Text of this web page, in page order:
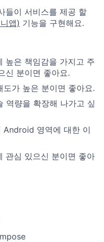
들이 서비스를 제공 할
앱) 기능을 구현해요.
높은 책임감을 가지고 주
신 분이면 좋아요.
가 높은 분이면 좋아요.
역량을 확장해 나가고 싶
영역에 대한 이
관심 있으신 분이면 좋아